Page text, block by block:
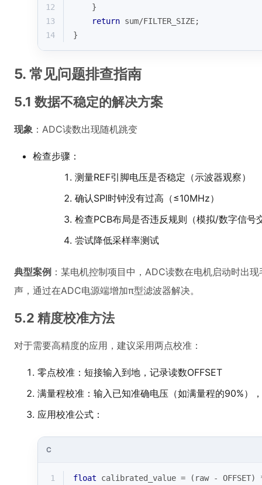
12
    }
13
return sum/FILTER_SIZE;
14
}
5. 常见问题排查指南
5.1 数据不稳定的解决方案
现象 ：ADC读数出现随机跳变
检查步骤：
测量REF引脚电压是否稳定（示波器观察）
确认SPI时钟没有过高（≤10MHz）
检查PCB布局是否违反规则（模拟/数字信号
尝试降低采样率测试
典型案例 ：某电机控制项目中，ADC读数在电机启动时出
声，通过在ADC电源端增加π型滤波器解决。
5.2 精度校准方法
对于需要高精度的应用，建议采用两点校准：
零点校准：短接输入到地，记录读数OFFSET
满量程校准：输入已知准确电压（如满量程的90%）
应用校准公式：
C
1 float calibrated_value = (raw - OFFSET) *